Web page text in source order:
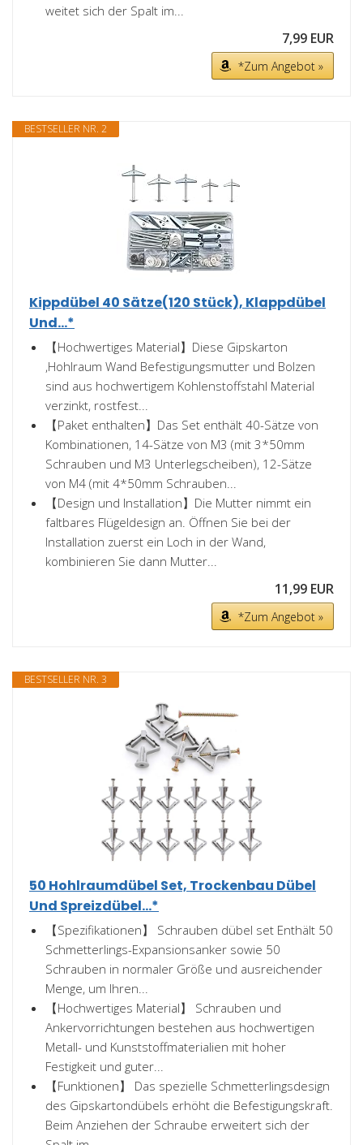
weitet sich der Spalt im...
7,99 EUR
*Zum Angebot »
BESTSELLER NR. 2
Kippdübel 40 Sätze(120 Stück), Klappdübel
Und...*
【Hochwertiges Material】Diese Gipskarton
,Hohlraum Wand Befestigungsmutter und Bolzen
sind aus hochwertigem Kohlenstoffstahl Material
verzinkt, rostfest...
【Paket enthalten】Das Set enthält 40-Sätze von
Kombinationen, 14-Sätze von M3 (mit 3*50mm
Schrauben und M3 Unterlegscheiben), 12-Sätze
von M4 (mit 4*50mm Schrauben...
【Design und Installation】Die Mutter nimmt ein
faltbares Flügeldesign an. Öffnen Sie bei der
Installation zuerst ein Loch in der Wand,
kombinieren Sie dann Mutter...
11,99 EUR
*Zum Angebot »
BESTSELLER NR. 3
50 Hohlraumdübel Set, Trockenbau Dübel
Und Spreizdübel...*
【Spezifikationen】 Schrauben dübel set Enthält 50
Schmetterlings-Expansionsanker sowie 50
Schrauben in normaler Größe und ausreichender
Menge, um Ihren...
【Hochwertiges Material】 Schrauben und
Ankervorrichtungen bestehen aus hochwertigen
Metall- und Kunststoffmaterialien mit hoher
Festigkeit und guter...
【Funktionen】 Das spezielle Schmetterlingsdesign
des Gipskartondübels erhöht die Befestigungskraft.
Beim Anziehen der Schraube erweitert sich der